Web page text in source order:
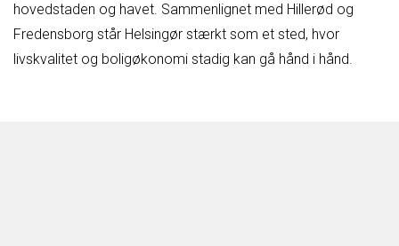
hovedstaden og havet. Sammenlignet med Hillerød og
Fredensborg står Helsingør stærkt som et sted, hvor
livskvalitet og boligøkonomi stadig kan gå hånd i hånd.